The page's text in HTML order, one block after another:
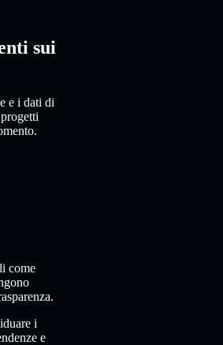
sui
e i dati di
come
i
e